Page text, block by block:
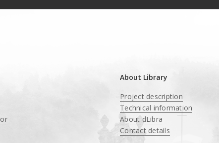
About Library
Project description
Technical information
About dLibra
Contact details